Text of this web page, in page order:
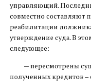
управляющий.
совместно составляют
реабилитации
утверждение суда. В
следующее:
— пересмотрены
полученных кредитов